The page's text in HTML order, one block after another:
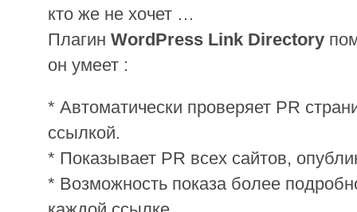
кто же не хочет …
Плагин WordPress Link Directory
он умеет :
* Автоматически проверяет PR
ссылкой.
* Показывает PR всех сайтов,
* Возможность показа более